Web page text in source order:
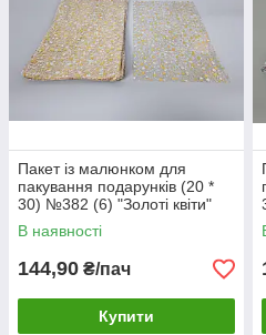
Пакет із малюнком для
пакування подарунків (20 *
30) №382 (6) "Золоті квіти"
(100 шт)
В наявності
144,90 ₴/пач
Купити